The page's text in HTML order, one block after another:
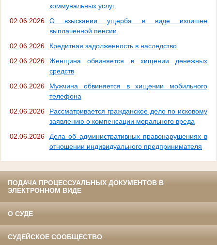
коммунальных услуг
02.06.2026
О взыскании ущерба в виде излишне
выплаченной пенсии
02.06.2026
Кредитная задолженность в наследство
02.06.2026
Женщина обвиняется в хищении денежных
средств
02.06.2026
Мужчина обвиняется в хищении мобильного
телефона
02.06.2026
Рассматривается гражданское дело по исковому
заявлению о компенсации морального вреда
02.06.2026
Дела об административных правонарушениях в
отношении индивидуального предпринимателя
ПОДАЧА ПРОЦЕССУАЛЬНЫХ ДОКУМЕНТОВ В
ЭЛЕКТРОННОМ ВИДЕ
О СУДЕ
СУДЕЙСКОЕ СООБЩЕСТВО